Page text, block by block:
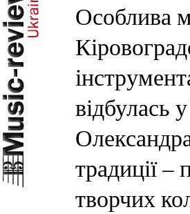
Особлива
відбулась
традиції –
творчих